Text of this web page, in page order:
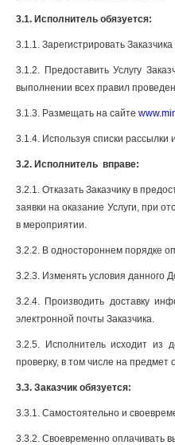
3.1. Исполнитель обязуется:
3.1.1. Зарегистрировать
3.1.2. Предоставить Услугу
выполнении всех правил
3.1.3. Размещать на сайте
3.1.4. Используя списки рассылки
3.2. Исполнитель вправе:
3.2.1. Отказать Заказчику в
заявки на оказание Услуги, при
в мероприятии.
3.2.2. В одностороннем порядке
3.2.3. Изменять условия данного
3.2.4. Производить доставку
электронной почты Заказчика.
3.2.5.
Исполнитель исходит из
проверку, в том числе на предмет
3.3. Заказчик обязуется:
3.3.1. Самостоятельно и
3.3.2. Своевременно оплачивать